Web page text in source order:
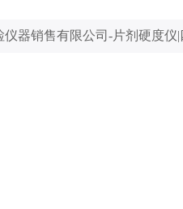
器销售有限公司-片剂硬度